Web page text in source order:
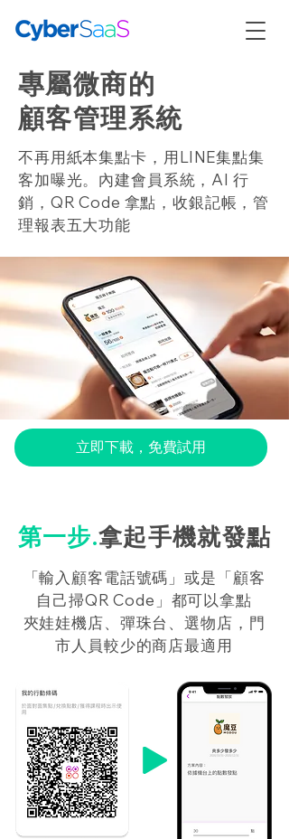
專屬微商的
顧客管理系統
不再用紙本集點卡，用LINE集點集
客加曝光。內建會員系統，AI 行
銷，QR Code 拿點，收銀記帳，管
理報表五大功能
立即下載，免費試用
第一步.拿起手機就發點
「輸入顧客電話號碼」或是「顧客
自己掃QR Code」都可以拿點
夾娃娃機店、彈珠台、選物店，門
市人員較少的商店最適用